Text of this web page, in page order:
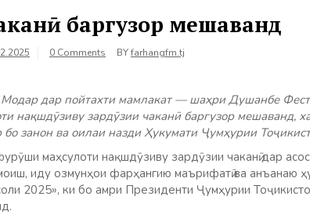
баргузор мешаванд
0 Comments BYfarhangfm.tj
дар пойтахти мамлакат — шаҳри Душанбе
нақшдӯзиву зардӯзии чаканӣ баргузор мешаванд,
занон ва оилаи назди Ҳукумати Ҷумҳурии
маҳсулоти нақшдӯзиву зардӯзии чаканӣ дар
иду озмунҳои фарҳангию маърифатӣ ва анъанаю
2025», ки бо амри Президенти Ҷумҳурии